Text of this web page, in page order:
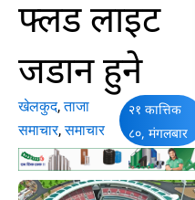
फ्लड लाइट
जडान हुने
खेलकुद,ताजा
समाचार,समाचार
२१ कात्तिक
८०, मंगलबार